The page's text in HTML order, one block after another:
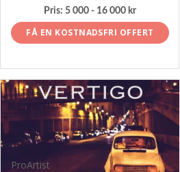
Pris: 5 000 - 16 000 kr
FÅ EN KOSTNADSFRI OFFERT
ProArtist